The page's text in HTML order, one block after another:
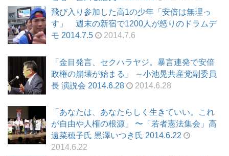
飛び入り参加した高1の少年「安倍は無理っ
す」 週末の新宿で1200人が怒りのドラムデ
モ 2014.7.5
2014.7.6
「金目発言、セクハラヤジ。暴言連発で安倍
政権の崩壊が始まる」 ～小池晃共産党副委員
長 演説会 2014.6.28
2014.6.28
「あなたは、あなたらしく生きていい。これ
が自由や人権の根源」 〜「若者憲法集会」高
遠菜穂子氏 黒澤いつき氏 2014.6.22
2014.6.22